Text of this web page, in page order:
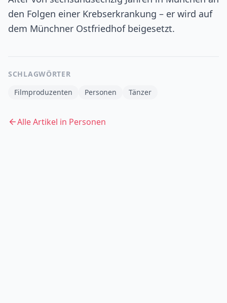
den Folgen einer Krebserkrankung – er wird auf
dem Münchner Ostfriedhof beigesetzt.
SCHLAGWÖRTER
Filmproduzenten
Personen Tänzer
Alle Artikel in Personen